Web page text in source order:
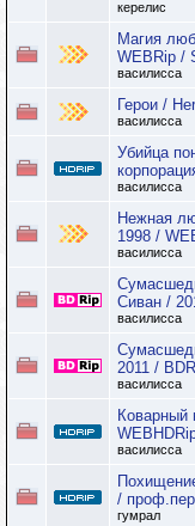
керелис
Магия
WEBRip /
василисса
Герои /
василисса
Убийца
василисса
Нежная
1998 /
василисса
Сиван /
василисса
2011 /
василисса
Коварный
василисса
/
гумрал